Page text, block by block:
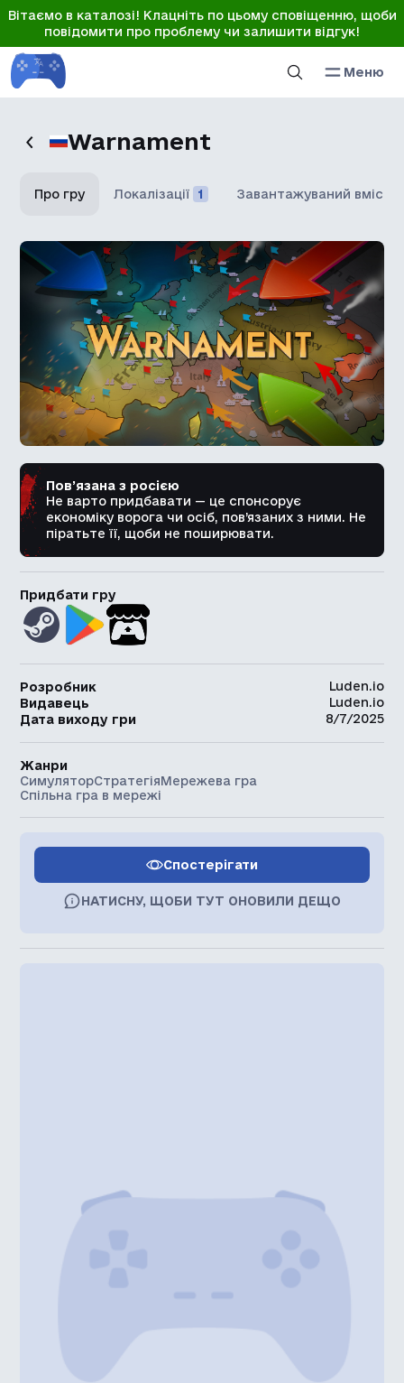
Вітаємо в каталозі! Клацніть по цьому сповіщенню, щоби
повідомити про проблему чи залишити відгук!
Меню
Warnament
Про гру Локалізації 1 Завантажуваний вміст
Пов’язана з росією
Не варто придбавати — це спонсорує
економіку ворога чи осіб, пов’язаних з ними. Не
піратьте її, щоби не поширювати.
Придбати гру
Розробник
Luden.io
Видавець
Luden.io
Дата виходу гри
8/7/2025
Жанри
СимуляторСтратегіяМережева гра
Спільна гра в мережі
Спостерігати
НАТИСНУ, ЩОБИ ТУТ ОНОВИЛИ ДЕЩО